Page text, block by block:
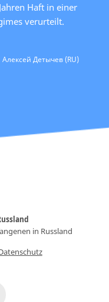
Haft in einer
verurteilt.
Детычев (RU)
in Russland